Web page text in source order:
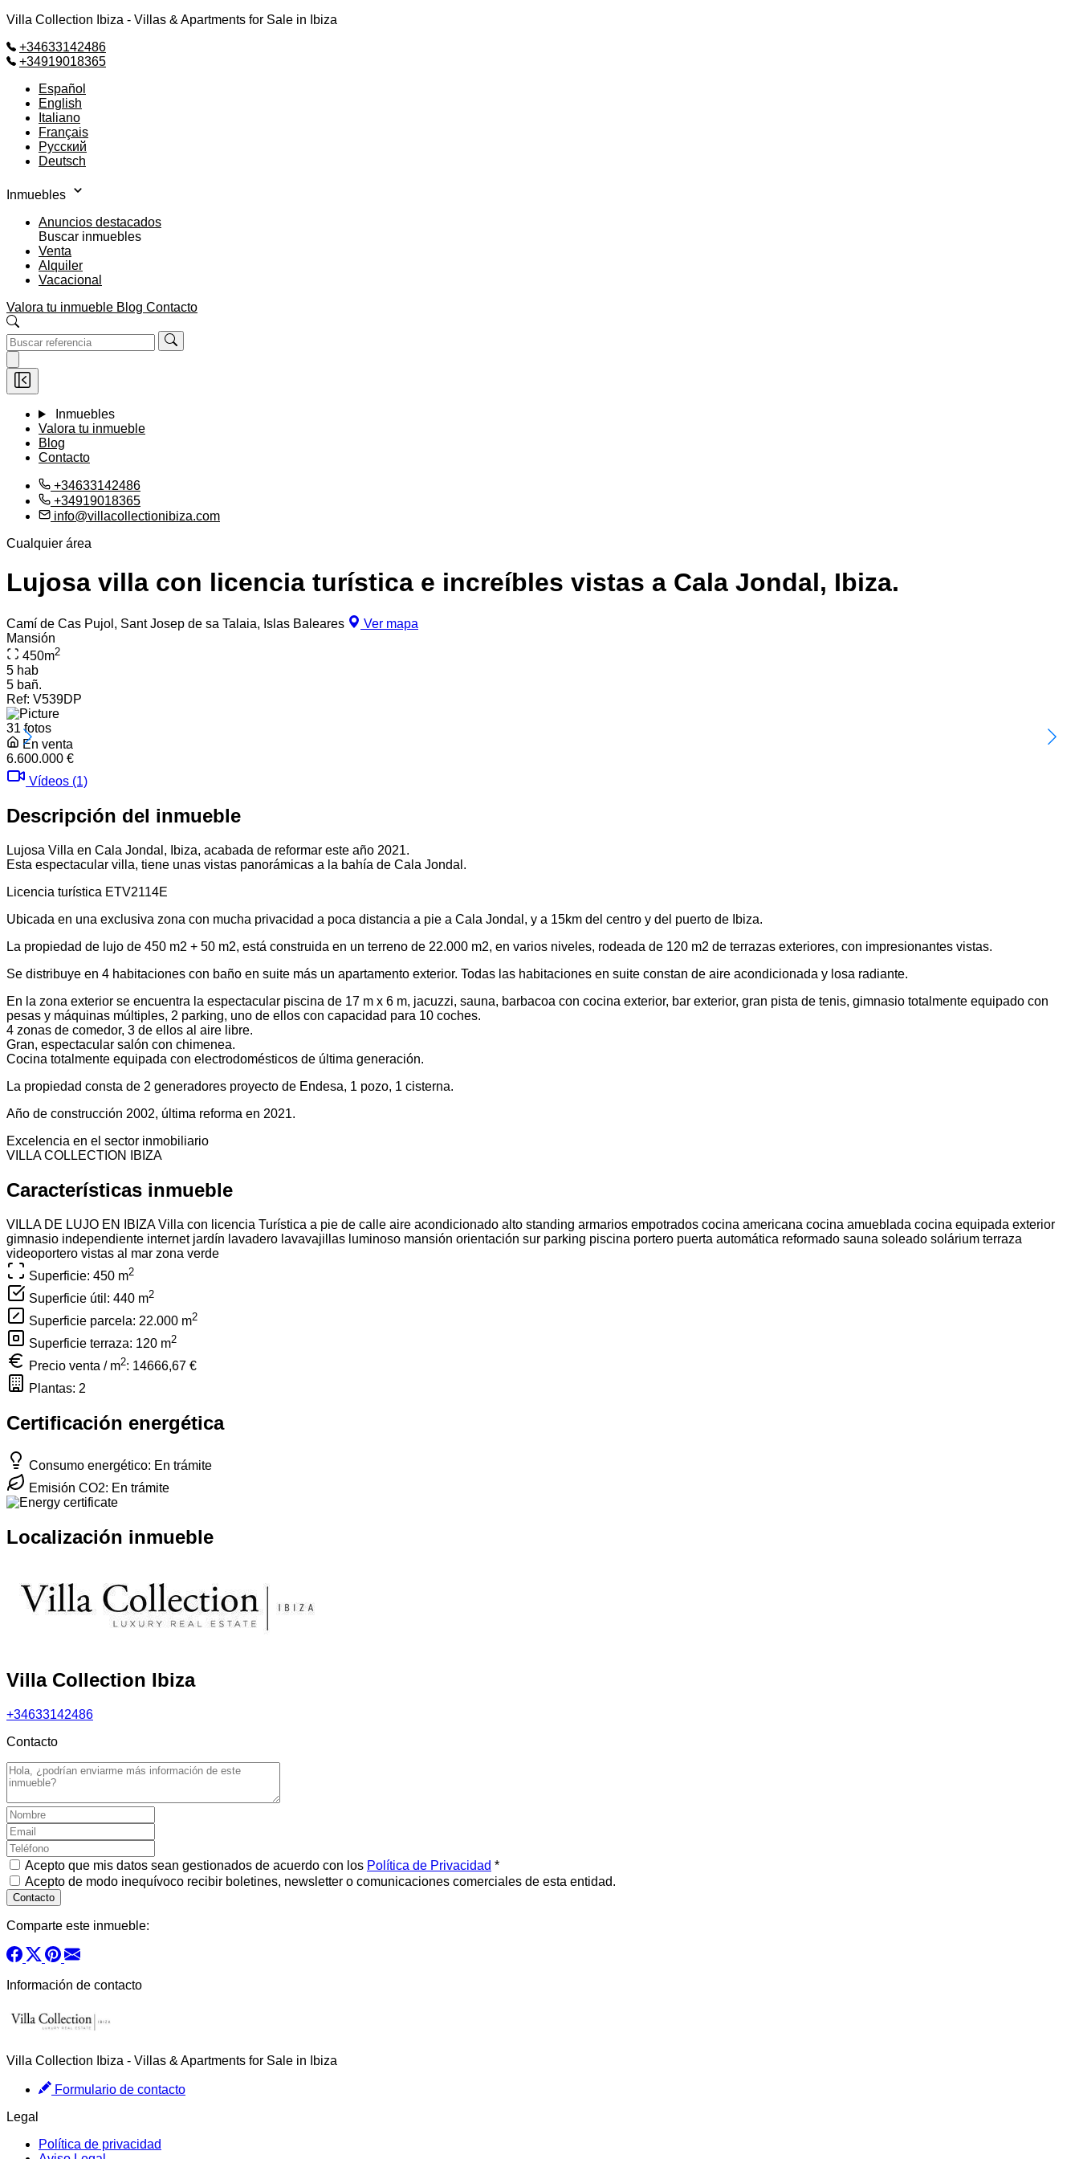
Villa Collection Ibiza - Villas & Apartments for Sale in Ibiza
+34633142486
+34919018365
Español
English
Italiano
Français
Русский
Deutsch
Inmuebles
Anuncios destacados
Buscar inmuebles
Venta
Alquiler
Vacacional
Valora tu inmueble Blog Contacto
Inmuebles
Valora tu inmueble
Blog
Contacto
+34633142486
+34919018365
info@villacollectionibiza.com
Cualquier área
Lujosa villa con licencia turística e increíbles vistas a Cala Jondal, Ibiza.
Camí de Cas Pujol, Sant Josep de sa Talaia, Islas Baleares
Ver mapa
Mansión
450m2
5 hab
5 bañ.
Ref: V539DP
31 fotos
En venta
6.600.000 €
Vídeos (1)
Descripción del inmueble
Lujosa Villa en Cala Jondal, Ibiza, acabada de reformar este año 2021.
Esta espectacular villa, tiene unas vistas panorámicas a la bahía de Cala Jondal.
Licencia turística ETV2114E
Ubicada en una exclusiva zona con mucha privacidad a poca distancia a pie a Cala Jondal, y a 15km del centro y del puerto de Ibiza.
La propiedad de lujo de 450 m2 + 50 m2, está construida en un terreno de 22.000 m2, en varios niveles, rodeada de 120 m2 de terrazas exteriores, con impresionantes vistas.
Se distribuye en 4 habitaciones con baño en suite más un apartamento exterior. Todas las habitaciones en suite constan de aire acondicionada y losa radiante.
En la zona exterior se encuentra la espectacular piscina de 17 m x 6 m, jacuzzi, sauna, barbacoa con cocina exterior, bar exterior, gran pista de tenis, gimnasio totalmente equipado con
pesas y máquinas múltiples, 2 parking, uno de ellos con capacidad para 10 coches.
4 zonas de comedor, 3 de ellos al aire libre.
Gran, espectacular salón con chimenea.
Cocina totalmente equipada con electrodomésticos de última generación.
La propiedad consta de 2 generadores proyecto de Endesa, 1 pozo, 1 cisterna.
Año de construcción 2002, última reforma en 2021.
Excelencia en el sector inmobiliario
VILLA COLLECTION IBIZA
Características inmueble
VILLA DE LUJO EN IBIZAVilla con licencia Turística a pie de calle aire acondicionado alto standing armarios empotrados cocina americana cocina amueblada cocina equipada exterior
gimnasio independiente internet jardín lavadero lavavajillas luminoso mansión orientación sur parking piscina portero puerta automática reformado sauna soleado solárium terraza
videoportero vistas al mar zona verde
Superficie: 450 m2
Superficie útil: 440 m2
Superficie parcela: 22.000 m2
Superficie terraza: 120 m2
Precio venta / m2: 14666,67 €
Plantas: 2
Certificación energética
Consumo energético: En trámite
Emisión CO2: En trámite
Localización inmueble
Villa Collection Ibiza
+34633142486
Contacto
Acepto que mis datos sean gestionados de acuerdo con los Política de Privacidad *
Acepto de modo inequívoco recibir boletines, newsletter o comunicaciones comerciales de esta entidad.
Comparte este inmueble:
Información de contacto
Villa Collection Ibiza - Villas & Apartments for Sale in Ibiza
Formulario de contacto
Legal
Política de privacidad